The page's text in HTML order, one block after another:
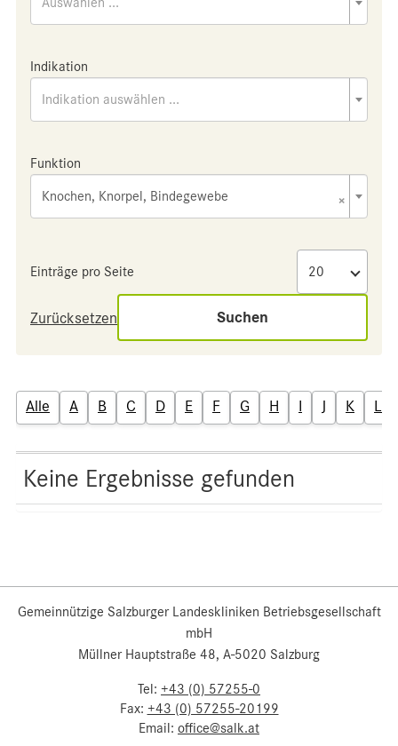
Indikation
Indikation auswählen ...
Funktion
×
Knochen, Knorpel, Bindegewebe
Einträge pro Seite
Zurücksetzen Suchen
Alle A B C D E F G H I J K L
Keine Ergebnisse gefunden
Gemeinnützige Salzburger Landeskliniken Betriebsgesellschaft
mbH
Müllner Hauptstraße 48, A-5020 Salzburg
Tel: +43 (0) 57255-0
Fax: +43 (0) 57255-20199
Email: office@salk.at